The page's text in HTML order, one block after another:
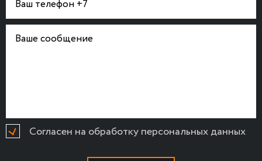
Согласен на обработку персональных данных